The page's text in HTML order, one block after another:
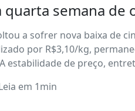
semana de
a sofrer nova baixa de
por R$3,10/kg,
de preço,
em 1min